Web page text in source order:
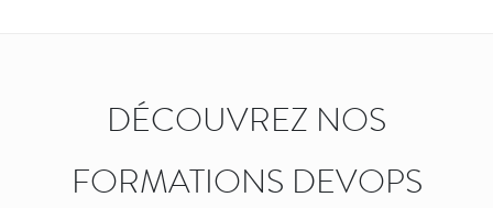
DÉCOUVREZ NOS
FORMATIONS DEVOPS